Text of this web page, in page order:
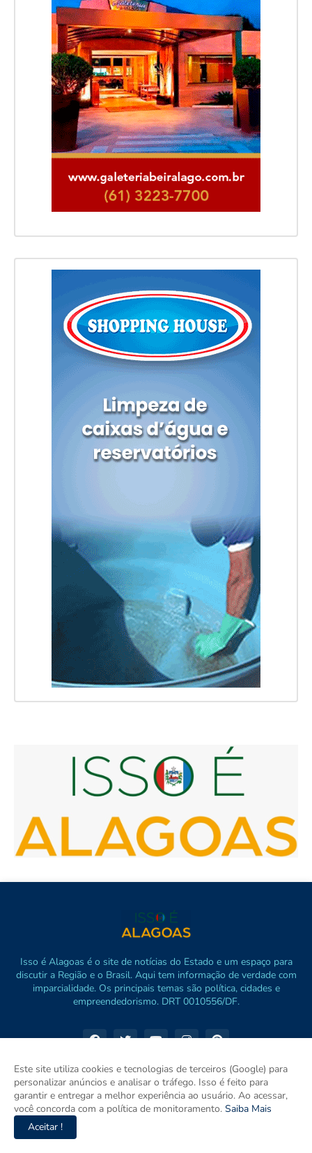
Isso é Alagoas é o site de notícias do Estado e um espaço para
discutir a Região e o Brasil. Aqui tem informação de verdade com
imparcialidade. Os principais temas são política, cidades e
empreendedorismo. DRT 0010556/DF.
Este site utiliza cookies e tecnologias de terceiros (Google) para
personalizar anúncios e analisar o tráfego. Isso é feito para
garantir e entregar a melhor experiência ao usuário. Ao acessar,
você concorda com a política de monitoramento. Saiba Mais
Aceitar !